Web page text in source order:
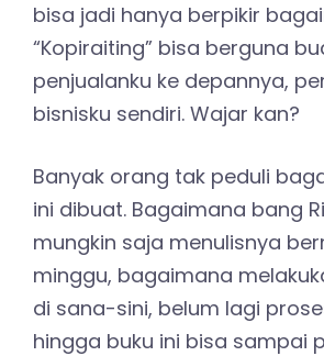
bisa jadi hanya berpikir
“Kopiraiting” bisa berguna
penjualanku ke depannya,
bisnisku sendiri. Wajar kan?
Banyak orang tak peduli
ini dibuat. Bagaimana bang
mungkin saja menulisnya
minggu, bagaimana
di sana-sini, belum lagi
hingga buku ini bisa sampai